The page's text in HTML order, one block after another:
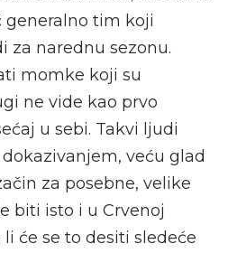
generalno tim koji
za narednu sezonu.
momke koji su
ne vide kao prvo
u sebi. Takvi ljudi
veću glad
za posebne, velike
biti isto i u Crvenoj
će se to desiti sledeće